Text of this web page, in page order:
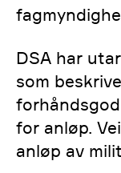
DSA har
som
for anløp.
anløp av